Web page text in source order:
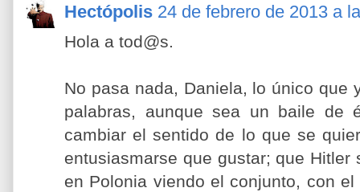
Hectópolis 24 de febrero de 2013 a
Hola a tod@s.
No pasa nada, Daniela, lo único que
palabras, aunque sea un baile de
cambiar el sentido de lo que se
entusiasmarse que gustar; que
en Polonia viendo el conjunto, con